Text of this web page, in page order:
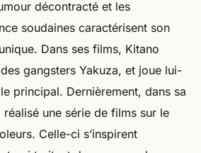
décontracté et les
soudaines caractérisent son
Dans ses films, Kitano
gangsters Yakuza, et joue lui-
principal. Dernièrement, dans sa
une série de films sur le
Celle-ci s’inspirent